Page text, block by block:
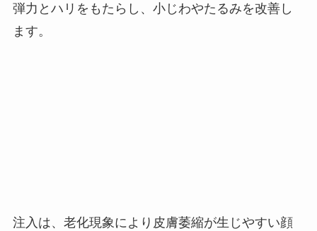
弾力とハリをもたらし、小じわやたるみを改善し
ます​。
注入は、老化現象により皮膚萎縮が生じやすい顔